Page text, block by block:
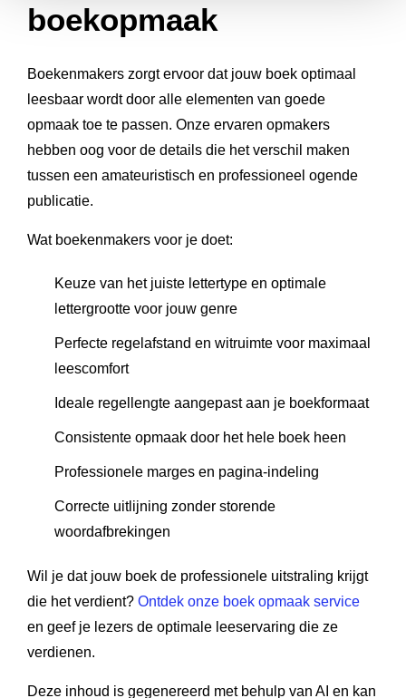
boekopmaak
Boekenmakers zorgt ervoor dat jouw boek optimaal
leesbaar wordt door alle elementen van goede
opmaak toe te passen. Onze ervaren opmakers
hebben oog voor de details die het verschil maken
tussen een amateuristisch en professioneel ogende
publicatie.
Wat boekenmakers voor je doet:
Keuze van het juiste lettertype en optimale
lettergrootte voor jouw genre
Perfecte regelafstand en witruimte voor maximaal
leescomfort
Ideale regellengte aangepast aan je boekformaat
Consistente opmaak door het hele boek heen
Professionele marges en pagina-indeling
Correcte uitlijning zonder storende
woordafbrekingen
Wil je dat jouw boek de professionele uitstraling krijgt
die het verdient? Ontdek onze boek opmaak service
en geef je lezers de optimale leeservaring die ze
verdienen.
Deze inhoud is gegenereerd met behulp van AI en kan